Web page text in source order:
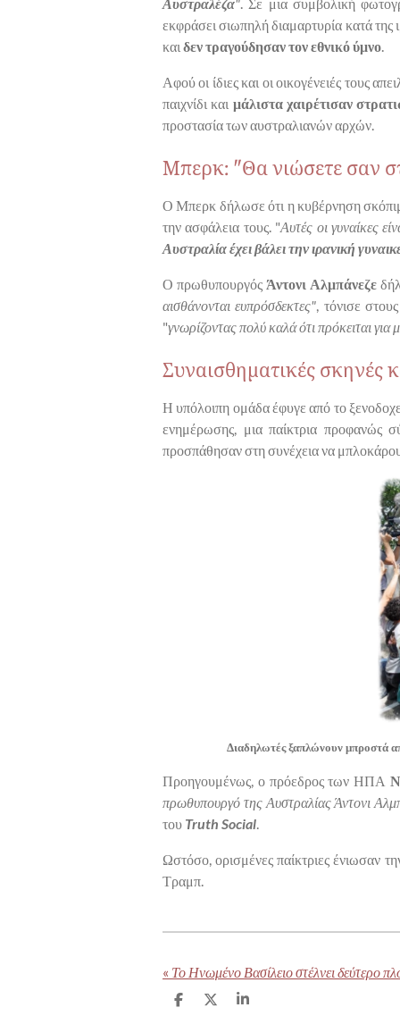
εκφράσει σιωπηλή διαμαρτυρία κατά
και δεν τραγούδησαν τον εθνικό ύμνο
Αφού οι ίδιες και οι οικογένειές τους
παιχνίδι και μάλιστα χαιρέτισαν
προστασία των αυστραλιανών αρχών.
Μπερκ: "Θα νιώσετε σαν
Ο Μπερκ δήλωσε ότι η κυβέρνηση
την ασφάλεια τους. "Αυτές οι γυναίκες
Αυστραλία έχει βάλει την ιρανική
Ο πρωθυπουργός Άντονι Αλμπάνεζε
αισθάνονται ευπρόσδεκτες" , τόνισε
"γνωρίζοντας πολύ καλά ότι πρόκειται
Συναισθηματικές σκηνές
Η υπόλοιπη ομάδα έφυγε από το
ενημέρωσης, μια παίκτρια προφανώς
προσπάθησαν στη συνέχεια να
Διαδηλωτές ξαπλώνουν μπροστά
Προηγουμένως, ο πρόεδρος των ΗΠΑ
πρωθυπουργό της Αυστραλίας Άντονι
του Truth Social.
Ωστόσο, ορισμένες παίκτριες ένιωσαν
Τραμπ.
«
S
S
S